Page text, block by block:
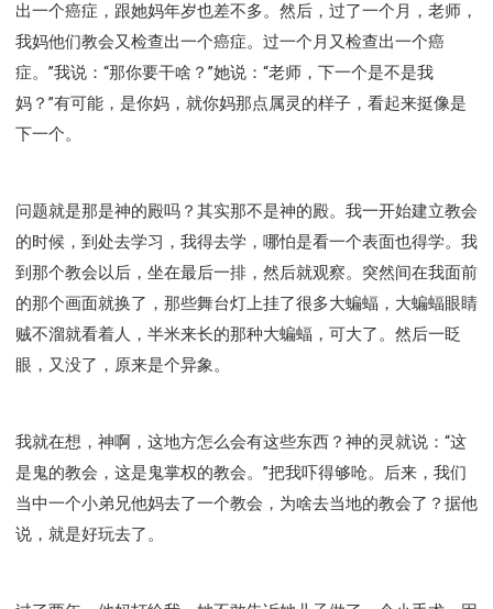
出一个癌症，跟她妈年岁也差不多。然后，过了一个月，老师，
我妈他们教会又检查出一个癌症。过一个月又检查出一个癌
症。”我说：“那你要干啥？”她说：“老师，下一个是不是我
妈？”有可能，是你妈，就你妈那点属灵的样子，看起来挺像是
下一个。
问题就是那是神的殿吗？其实那不是神的殿。我一开始建立教会
的时候，到处去学习，我得去学，哪怕是看一个表面也得学。我
到那个教会以后，坐在最后一排，然后就观察。突然间在我面前
的那个画面就换了，那些舞台灯上挂了很多大蝙蝠，大蝙蝠眼睛
贼不溜就看着人，半米来长的那种大蝙蝠，可大了。然后一眨
眼，又没了，原来是个异象。
我就在想，神啊，这地方怎么会有这些东西？神的灵就说：“这
是鬼的教会，这是鬼掌权的教会。”把我吓得够呛。后来，我们
当中一个小弟兄他妈去了一个教会，为啥去当地的教会了？据他
说，就是好玩去了。